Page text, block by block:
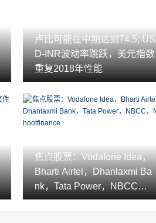
卢比可能在中期达到74.5; US
D-INR波动率跳跃，美元指数
重复2018年性能
焦点股票：Vodafone Idea，
Bharti Airtel，Dhanlaxmi Ba
nk，Tata Power，NBCC，M
uthootfinance